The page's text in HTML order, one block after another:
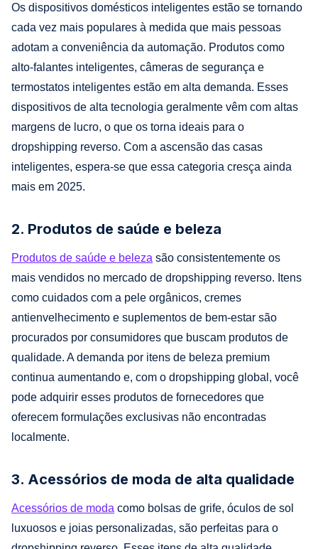
Os dispositivos domésticos inteligentes estão se tornando
cada vez mais populares à medida que mais pessoas
adotam a conveniência da automação. Produtos como
alto-falantes inteligentes, câmeras de segurança e
termostatos inteligentes estão em alta demanda. Esses
dispositivos de alta tecnologia geralmente vêm com altas
margens de lucro, o que os torna ideais para o
dropshipping reverso. Com a ascensão das casas
inteligentes, espera-se que essa categoria cresça ainda
mais em 2025.
2. Produtos de saúde e beleza
Produtos de saúde e beleza são consistentemente os
mais vendidos no mercado de dropshipping reverso. Itens
como cuidados com a pele orgânicos, cremes
antienvelhecimento e suplementos de bem-estar são
procurados por consumidores que buscam produtos de
qualidade. A demanda por itens de beleza premium
continua aumentando e, com o dropshipping global, você
pode adquirir esses produtos de fornecedores que
oferecem formulações exclusivas não encontradas
localmente.
3. Acessórios de moda de alta qualidade
Acessórios de moda como bolsas de grife, óculos de sol
luxuosos e joias personalizadas, são perfeitas para o